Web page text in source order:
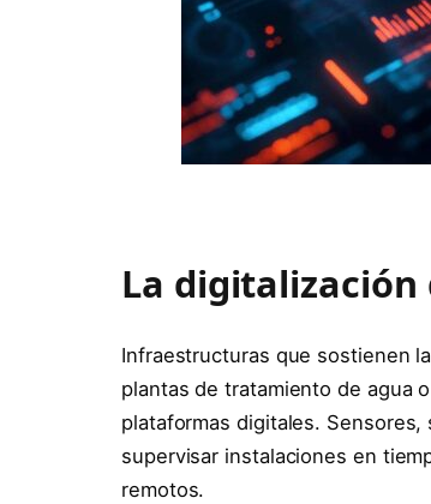
La digitalización
Infraestructuras que sostienen
plantas de tratamiento de agua
plataformas digitales.
supervisar instalaciones en
remotos.